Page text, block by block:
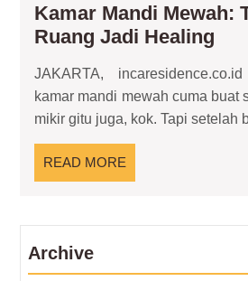
Kamar Mandi Mewah:
Ruang Jadi Healing
JAKARTA,
kamar mandi mewah cuma buat
mikir gitu juga, kok. Tapi setelah
READ MORE
MORE
Archive